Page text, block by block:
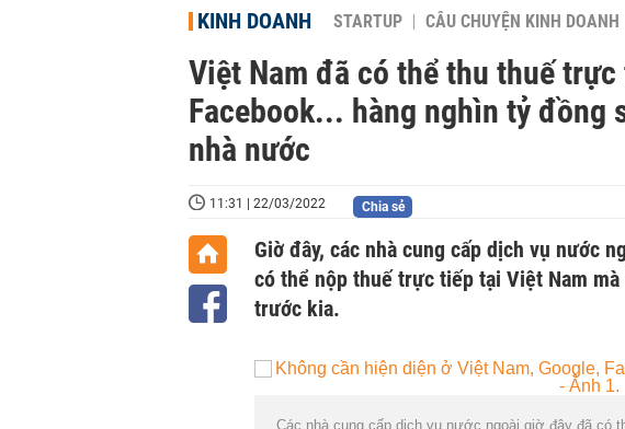
KINH DOANH STARTUP CÂU CHUYỆN KINH DOANH
Việt Nam đã có thể thu thuế
Facebook... hàng nghìn tỷ đồng
nhà nước
11:31 | 22/03/2022 Chia sẻ
Giờ đây, các nhà cung cấp dịch vụ nước
có thể nộp thuế trực tiếp tại Việt Nam
trước kia.
Các nhà cung cấp dịch vụ nước ngoài giờ đây đã có